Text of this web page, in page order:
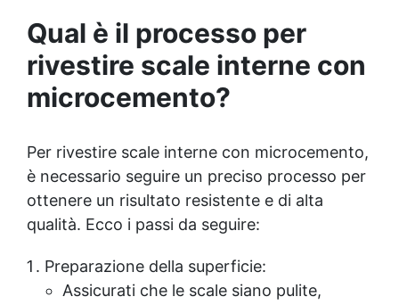
spessore) La confezione contiene: Vertical Glass A 2
kg + 1.4 kg Vertical Glass B
Qual è il processo per
rivestire scale interne con
microcemento?
Per rivestire scale interne con microcemento,
è necessario seguire un preciso processo per
ottenere un risultato resistente e di alta
qualità. Ecco i passi da seguire:
Preparazione della superficie:
Assicurati che le scale siano pulite,